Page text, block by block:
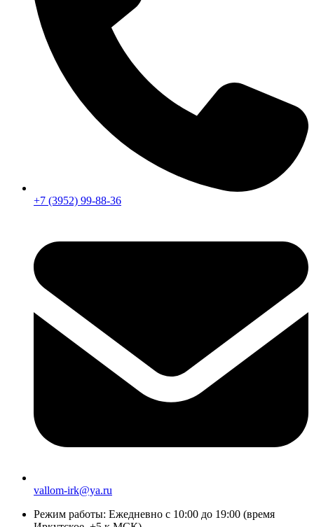
+7 (3952) 99-88-36
vallom-irk@ya.ru
Режим работы: Ежедневно с 10:00 до 19:00 (время